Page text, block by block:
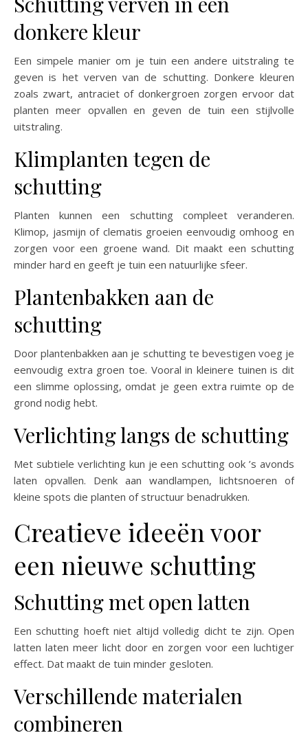
donkere kleur
Een simpele manier om je tuin een andere uitstraling te
geven is het verven van de schutting. Donkere kleuren
zoals zwart, antraciet of donkergroen zorgen ervoor dat
planten meer opvallen en geven de tuin een stijlvolle
uitstraling.
Klimplanten tegen de
schutting
Planten kunnen een schutting compleet veranderen.
Klimop, jasmijn of clematis groeien eenvoudig omhoog en
zorgen voor een groene wand. Dit maakt een schutting
minder hard en geeft je tuin een natuurlijke sfeer.
Plantenbakken aan de
schutting
Door plantenbakken aan je schutting te bevestigen voeg je
eenvoudig extra groen toe. Vooral in kleinere tuinen is dit
een slimme oplossing, omdat je geen extra ruimte op de
grond nodig hebt.
Verlichting langs de schutting
Met subtiele verlichting kun je een schutting ook ’s avonds
laten opvallen. Denk aan wandlampen, lichtsnoeren of
kleine spots die planten of structuur benadrukken.
Creatieve ideeën voor
een nieuwe schutting
Schutting met open latten
Een schutting hoeft niet altijd volledig dicht te zijn. Open
latten laten meer licht door en zorgen voor een luchtiger
effect. Dat maakt de tuin minder gesloten.
Verschillende materialen
combineren